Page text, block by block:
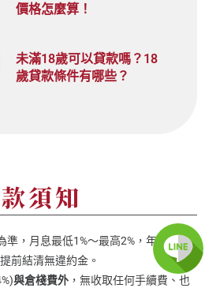
價格怎麼算！
未滿18歲可以貸款嗎？18
歲貸款條件有哪些？
須知
準，月息最低1%～最高2%，年利率最
前結清無違約金。
與倉棧費外 ，無收取任何手續費、也